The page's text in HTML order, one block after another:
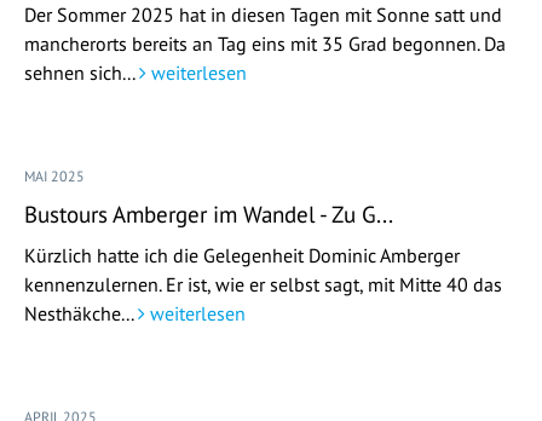
Der Sommer 2025 hat in diesen Tagen mit Sonne satt und
mancherorts bereits an Tag eins mit 35 Grad begonnen. Da
sehnen sich...
weiterlesen
MAI 2025
Bustours Amberger im Wandel - Zu G...
Kürzlich hatte ich die Gelegenheit Dominic Amberger
kennenzulernen. Er ist, wie er selbst sagt, mit Mitte 40 das
Nesthäkche...
weiterlesen
APRIL 2025